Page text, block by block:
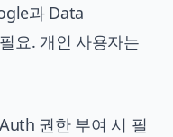
과 Data
요. 개인 사용자는
권한 부여 시 필